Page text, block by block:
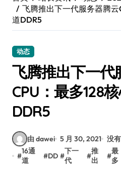
飞腾推出下一代服务器腾云
道DDR5
动态
飞腾推出下一代
CPU：最多128
DDR5
由 dawei 5 月 30, 2021 没
#
16通
道
#DD #
下一
代
#
推
出
#
最
多